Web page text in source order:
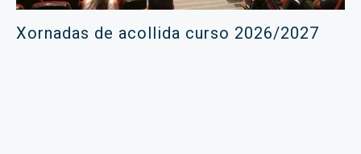
Xornadas de acollida curso 2026/2027